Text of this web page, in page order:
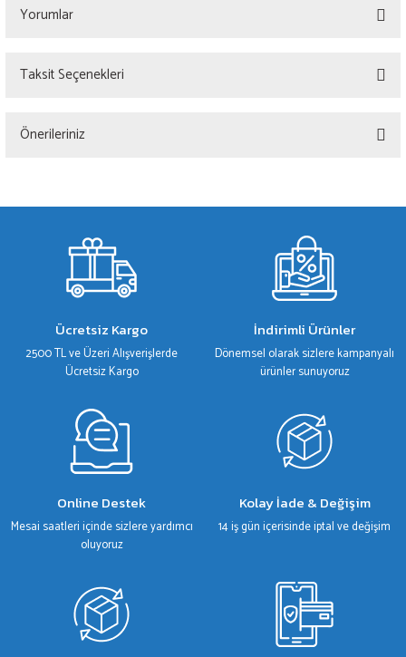
Yorumlar
Taksit Seçenekleri
Önerileriniz
gördüğünüz noktaları öneri formunu kullanarak tarafımıza iletebilirsiniz.
Ürün resmi kalitesiz, bozuk veya görüntülenemiyor.
Ürün açıklamasında eksik bilgiler bulunuyor.
Ürün fiyatı diğer sitelerden daha pahalı.
Bu ürüne benzer farklı alternatifler olmalı.
Ücretsiz Kargo
2500 TL ve Üzeri Alışverişlerde
Ücretsiz Kargo
İndirimli Ürünler
Dönemsel olarak sizlere kampanyalı
ürünler sunuyoruz
Online Destek
Mesai saatleri içinde sizlere yardımcı
oluyoruz
Kolay İade & Değişim
14 iş gün içerisinde iptal ve değişim